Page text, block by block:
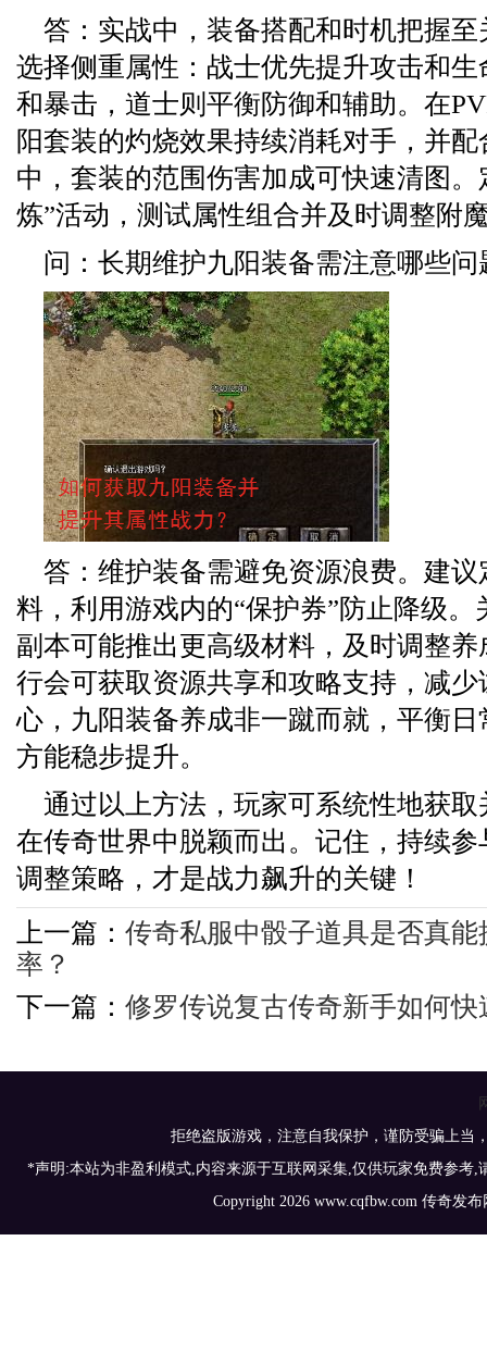
答：实战中，装备搭配和时机把握
选择侧重属性：战士优先提升攻击和
和暴击，道士则平衡防御和辅助。在
阳套装的灼烧效果持续消耗对手，并
中，套装的范围伤害加成可快速清图。
炼”活动，测试属性组合并及时调整附
问：长期维护九阳装备需注意哪些问
答：维护装备需避免资源浪费。建
料，利用游戏内的“保护券”防止降级
副本可能推出更高级材料，及时调整
行会可获取资源共享和攻略支持，减
心，九阳装备养成非一蹴而就，平衡
方能稳步提升。
通过以上方法，玩家可系统性地获
在传奇世界中脱颖而出。记住，持续
调整策略，才是战力飙升的关键！
上一篇： 传奇私服中骰子道具是否真
率？
下一篇： 修罗传说复古传奇新手如何
拒绝盗版游戏，注意自我保护，谨防受骗上当
*声明:本站为非盈利模式,内容来源于互联网采集,仅供玩家免费参考
Copyright 2026 www.cqfbw.com 传奇发